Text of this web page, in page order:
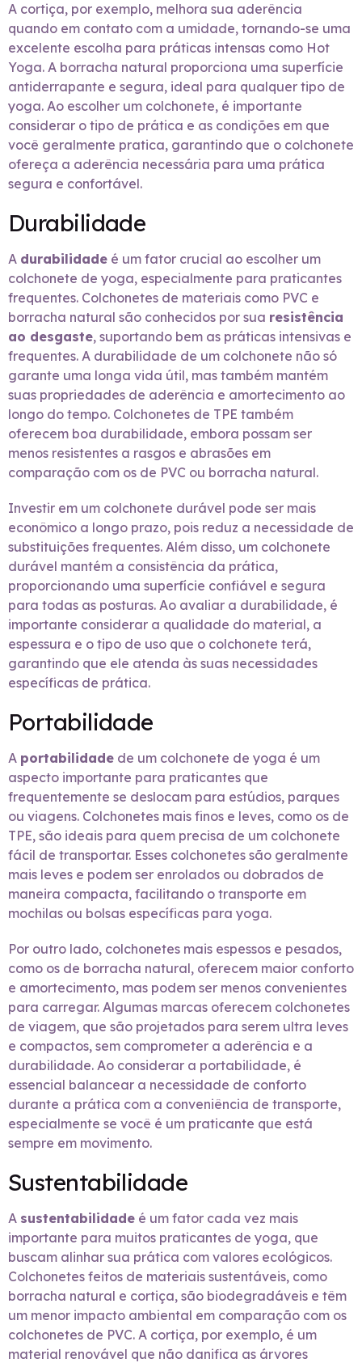
A cortiça, por exemplo, melhora sua aderência
quando em contato com a umidade, tornando-se uma
excelente escolha para práticas intensas como Hot
Yoga. A borracha natural proporciona uma superfície
antiderrapante e segura, ideal para qualquer tipo de
yoga. Ao escolher um colchonete, é importante
considerar o tipo de prática e as condições em que
você geralmente pratica, garantindo que o colchonete
ofereça a aderência necessária para uma prática
segura e confortável.
Durabilidade
A durabilidade é um fator crucial ao escolher um
colchonete de yoga, especialmente para praticantes
frequentes. Colchonetes de materiais como PVC e
borracha natural são conhecidos por sua resistência
ao desgaste, suportando bem as práticas intensivas e
frequentes. A durabilidade de um colchonete não só
garante uma longa vida útil, mas também mantém
suas propriedades de aderência e amortecimento ao
longo do tempo. Colchonetes de TPE também
oferecem boa durabilidade, embora possam ser
menos resistentes a rasgos e abrasões em
comparação com os de PVC ou borracha natural.
Investir em um colchonete durável pode ser mais
econômico a longo prazo, pois reduz a necessidade de
substituições frequentes. Além disso, um colchonete
durável mantém a consistência da prática,
proporcionando uma superfície confiável e segura
para todas as posturas. Ao avaliar a durabilidade, é
importante considerar a qualidade do material, a
espessura e o tipo de uso que o colchonete terá,
garantindo que ele atenda às suas necessidades
específicas de prática.
Portabilidade
A portabilidade de um colchonete de yoga é um
aspecto importante para praticantes que
frequentemente se deslocam para estúdios, parques
ou viagens. Colchonetes mais finos e leves, como os de
TPE, são ideais para quem precisa de um colchonete
fácil de transportar. Esses colchonetes são geralmente
mais leves e podem ser enrolados ou dobrados de
maneira compacta, facilitando o transporte em
mochilas ou bolsas específicas para yoga.
Por outro lado, colchonetes mais espessos e pesados,
como os de borracha natural, oferecem maior conforto
e amortecimento, mas podem ser menos convenientes
para carregar. Algumas marcas oferecem colchonetes
de viagem, que são projetados para serem ultra leves
e compactos, sem comprometer a aderência e a
durabilidade. Ao considerar a portabilidade, é
essencial balancear a necessidade de conforto
durante a prática com a conveniência de transporte,
especialmente se você é um praticante que está
sempre em movimento.
Sustentabilidade
A sustentabilidade é um fator cada vez mais
importante para muitos praticantes de yoga, que
buscam alinhar sua prática com valores ecológicos.
Colchonetes feitos de materiais sustentáveis, como
borracha natural e cortiça, são biodegradáveis e têm
um menor impacto ambiental em comparação com os
colchonetes de PVC. A cortiça, por exemplo, é um
material renovável que não danifica as árvores